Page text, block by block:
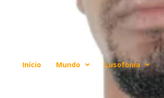
Início Mundo Lusofonia